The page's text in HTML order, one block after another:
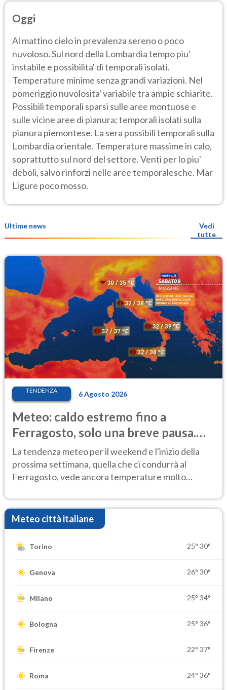
Oggi
Al mattino cielo in prevalenza sereno o poco
nuvoloso. Sul nord della Lombardia tempo piu'
instabile e possibilita' di temporali isolati.
Temperature minime senza grandi variazioni. Nel
pomeriggio nuvolosita' variabile tra ampie schiarite.
Possibili temporali sparsi sulle aree montuose e
sulle vicine aree di pianura; temporali isolati sulla
pianura piemontese. La sera possibili temporali sulla
Lombardia orientale. Temperature massime in calo,
soprattutto sul nord del settore. Venti per lo piu'
deboli, salvo rinforzi nelle aree temporalesche. Mar
Ligure poco mosso.
Ultime news
Vedi
tutte
TENDENZA 6 Agosto 2026
Meteo: caldo estremo fino a
Ferragosto, solo una breve pausa.
Ecco dove
La tendenza meteo per il weekend e l'inizio della
prossima settimana, quella che ci condurrà al
Ferragosto, vede ancora temperature molto
Meteo città italiane
Torino 25° 30°
Genova 26° 30°
Milano 25° 34°
Bologna 25° 36°
Firenze 22° 37°
Roma 24° 36°